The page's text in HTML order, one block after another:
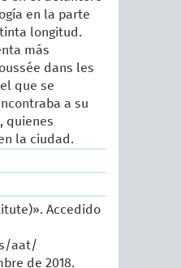
en la parte
longitud.
más
dans les
que se
a su
quienes
la ciudad.
Accedido
aat/
de 2018.